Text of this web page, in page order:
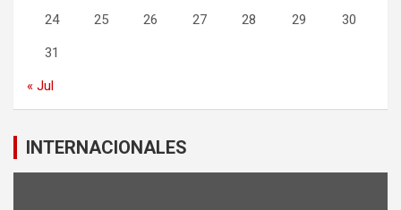
24 25 26 27 28 29 30
31
« Jul
INTERNACIONALES